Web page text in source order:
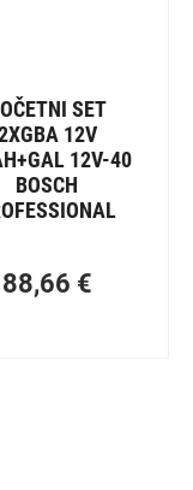
SET
12V
12V-40
BOSCH
88,66 €